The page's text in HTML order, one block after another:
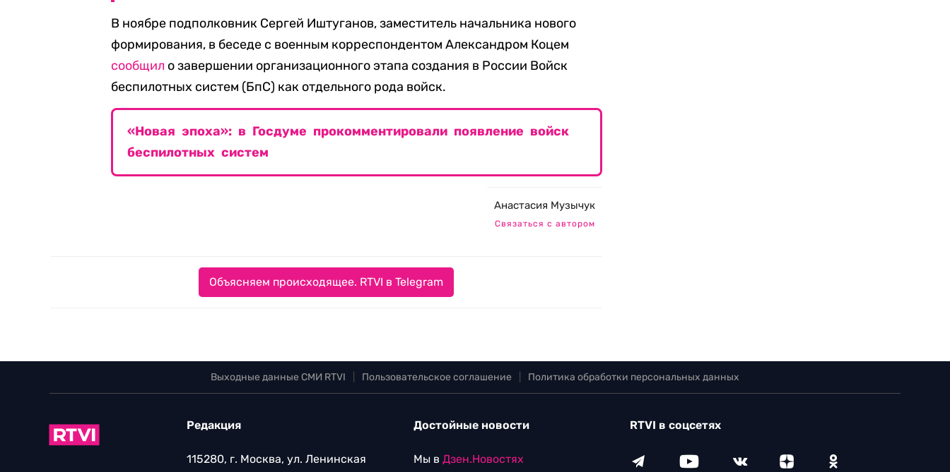
В ноябре подполковник Сергей Иштуганов, заместитель начальника нового
формирования, в беседе с военным корреспондентом Александром Коцем
сообщил о завершении организационного этапа создания в России Войск
беспилотных систем (БпС) как отдельного рода войск.
«Новая эпоха»: в Госдуме прокомментировали появление войск
беспилотных систем
Анастасия Музычук
Связаться с автором
Объясняем происходящее. RTVI в Telegram
Выходные данные СМИ RTVI Пользовательское соглашение Политика обработки персональных данных
Редакция
115280, г. Москва, ул. Ленинская
Достойные новости
Мы в Дзен.Новостях
RTVI в соцсетях